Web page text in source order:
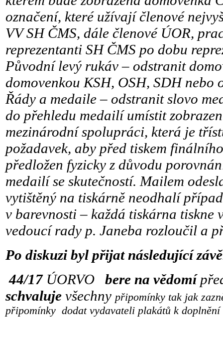
označení, které užívají členové
VV SH ČMS, dále členové ÚOR,
reprezentanti SH ČMS po dobu
Původní levý rukáv – odstranit
domovenkou KSH, OSH, SDH nebo
Řády a medaile – odstranit slovo
do přehledu medailí umístit
mezinárodní spolupráci, která je
požadavek, aby před tiskem
předložen fyzicky z důvodu
medailí se skutečností. Mailem
vytištěný na tiskárně neodhalí
v barevnosti – každá tiskárna tiskne
vedoucí rady p. Janeba rozloučil a
Po diskuzi byl přijat následující
44/17ÚORVO bere na vědomí
schvaluje všechny připomínky tak jak
připomínky dodat vydavateli plakátů k